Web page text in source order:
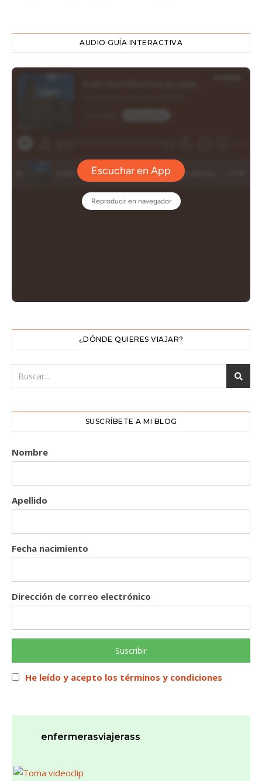
AUDIO GUÍA INTERACTIVA
¿DÓNDE QUIERES VIAJAR?
SUSCRÍBETE A MI BLOG
Nombre
Apellido
Fecha nacimiento
Dirección de correo electrónico
He leído y acepto los términos y condiciones
enfermerasviajerass